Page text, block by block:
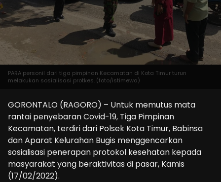
PARA personil dari tiga pimpinan Kecamatan di Kota Timur turun
melakukan sosialisasi protkes. (foto/istimewa)
GORONTALO (RAGORO) – Untuk memutus mata
rantai penyebaran Covid-19, Tiga Pimpinan
Kecamatan, terdiri dari Polsek Kota Timur, Babinsa
dan Aparat Kelurahan Bugis menggencarkan
sosialisasi penerapan protokol kesehatan kepada
masyarakat yang beraktivitas di pasar, Kamis
(17/02/2022).